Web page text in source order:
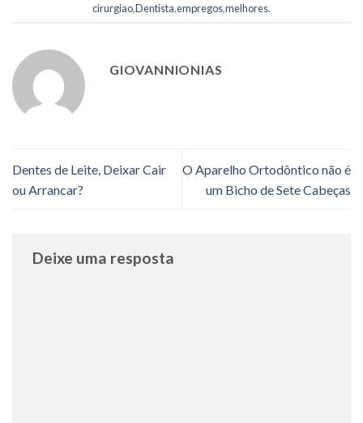
cirurgiao,Dentista,empregos,melhores.
GIOVANNIONIAS
Dentes de Leite, Deixar Cair
ou Arrancar?
O Aparelho Ortodôntico não é
um Bicho de Sete Cabeças
Deixe uma resposta